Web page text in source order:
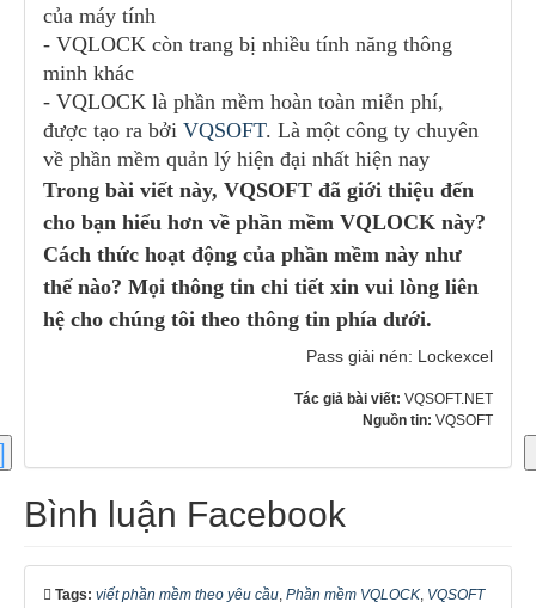
của máy tính
- VQLOCK còn trang bị nhiều tính năng thông
minh khác
- VQLOCK là phần mềm hoàn toàn miễn phí,
được tạo ra bởi VQSOFT. Là một công ty chuyên
về phần mềm quản lý hiện đại nhất hiện nay
Trong bài viết này, VQSOFT đã giới thiệu đến
cho bạn hiểu hơn về phần mềm VQLOCK này?
Cách thức hoạt động của phần mềm này như
thế nào? Mọi thông tin chi tiết xin vui lòng liên
hệ cho chúng tôi theo thông tin phía dưới.
Pass giải nén: Lockexcel
Tác giả bài viết: VQSOFT.NET
Nguồn tin: VQSOFT
Bình luận Facebook
Tags: viết phần mềm theo yêu cầu, Phần mềm VQLOCK, VQSOFT